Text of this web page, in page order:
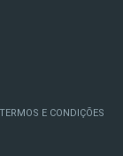
TERMOS E CONDIÇÕES